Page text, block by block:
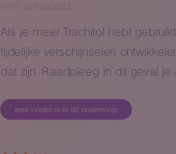
Als je meer Trachitol hebt
tijdelijke verschijnselen
dat zijn. Raadpleeg in dit geval je
lees verder over dit onderwerp